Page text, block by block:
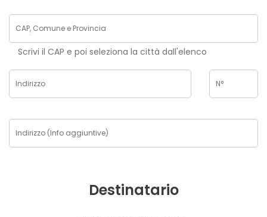
Scrivi il CAP e poi seleziona la città dall'elenco
Destinatario